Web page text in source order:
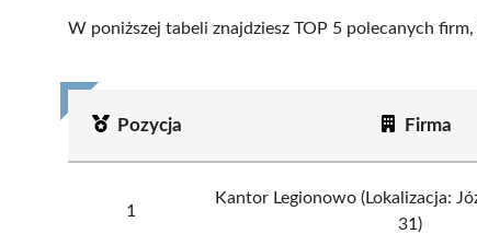
W poniższej tabeli znajdziesz TOP 5 polecanych
Pozycja Firma
1
Kantor Legionowo (Lokalizacja:
31)